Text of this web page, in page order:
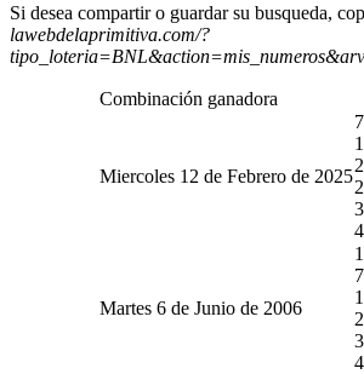
Si desea compartir o guardar su busqueda,
lawebdelaprimitiva.com/?
Combinación ganadora
Miercoles 12 de Febrero de 2025
7
Martes 6 de Junio de 2006
1
7